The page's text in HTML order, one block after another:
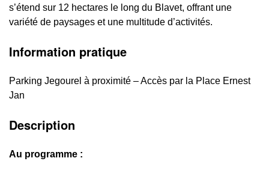
s’étend sur 12 hectares le long du Blavet, offrant une
variété de paysages et une multitude d’activités.
Information pratique
Parking Jegourel à proximité – Accès par la Place Ernest
Jan
Description
Au programme :